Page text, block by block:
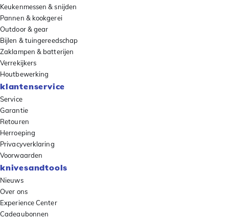
Keukenmessen & snijden
Pannen & kookgerei
Outdoor & gear
Bijlen & tuingereedschap
Zaklampen & batterijen
Verrekijkers
Houtbewerking
klantenservice
Service
Garantie
Retouren
Herroeping
Privacyverklaring
Voorwaarden
knivesandtools
Nieuws
Over ons
Experience Center
Cadeaubonnen